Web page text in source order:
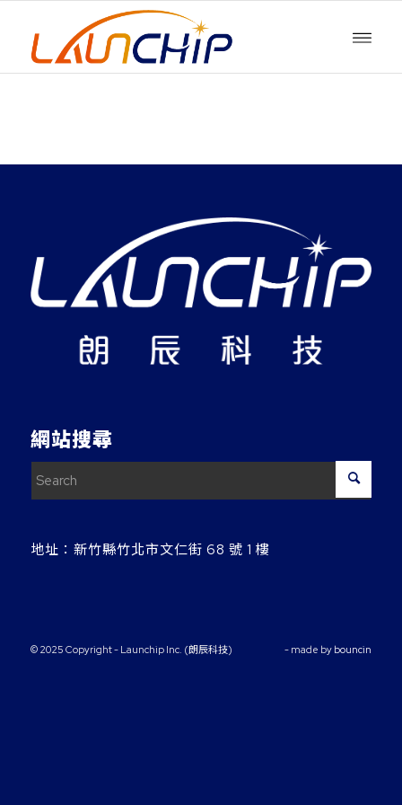
網站搜尋
地址： 新竹縣竹北市文仁街 68 號 1 樓
© 2025 Copyright - Launchip Inc. (朗辰科技) - made by bouncin